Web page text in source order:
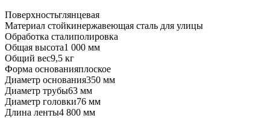
Поверхностьглянцевая
Материал стойкинержавеющая сталь для улицы
Обработка сталиполировка
Общая высота1 000 мм
Общий вес9,5 кг
Форма основанияплоское
Диаметр основания350 мм
Диаметр трубы63 мм
Диаметр головки76 мм
Длина ленты4 800 мм